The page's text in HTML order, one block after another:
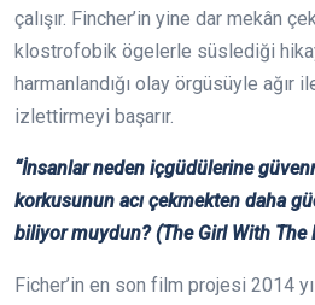
çalışır. Fincher’in yine dar mekân
klostrofobik ögelerle süslediği
harmanlandığı olay örgüsüyle ağır
izlettirmeyi başarır.
“İnsanlar neden içgüdülerine
korkusunun acı çekmekten daha
biliyor muydun? (The Girl With The
Ficher’in en son film projesi 2014